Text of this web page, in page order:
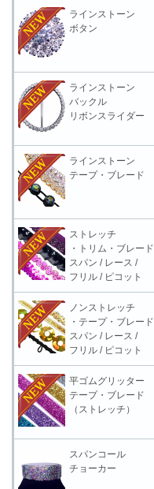
ラインストーン
ボタン
ラインストーン
バックル
リボンスライダー
ラインストーン
テープ・ブレード
ストレッチ
・トリム・ブレード
スパン / レース /
フリル / ピコット
ノンストレッチ
・テープ・ブレード
スパン / レース /
フリル / ピコット
平ゴムグリッター
テープ・ブレード
（ストレッチ）
スパンコール
チョーカー